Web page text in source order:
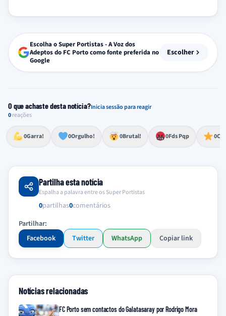
Escolha o Super Portistas - A Voz dos
Adeptos do FC Porto como fonte preferida no
Google
Escolher
O que achaste desta notícia?Inicia sessão para reagir
0reações
0Garra!
Esforço, determinação, aprovação forte
0Orgulho!
Lealdade, amor clubístico, sentimento profundo
0Brutal!
Impressionante, chocante, de grande impacto 0Fds Pqp
Reação de desespero, raiva, frustração ou espanto extremo 0
Excelência, destaque, o melhor
Partilha esta notícia
Espalha a palavra entre os Super Portistas
0partilhas0comentários
Partilhar:
Facebook
Twitter WhatsApp Copiar link
Notícias relacionadas
FC Porto sem contactos do Galatasaray por Rodrigo Mora